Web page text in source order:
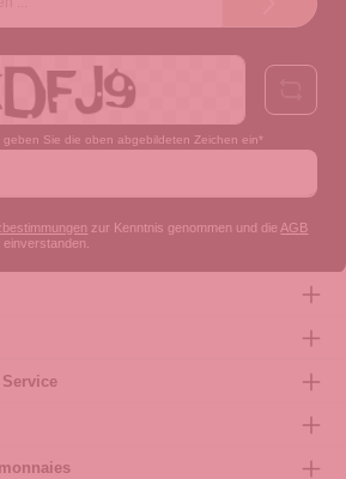
geben Sie die oben abgebildeten Zeichen ein*
zur Kenntnis genommen und die AGB